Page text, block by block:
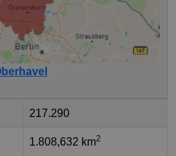
217.290
1.808,632 km2